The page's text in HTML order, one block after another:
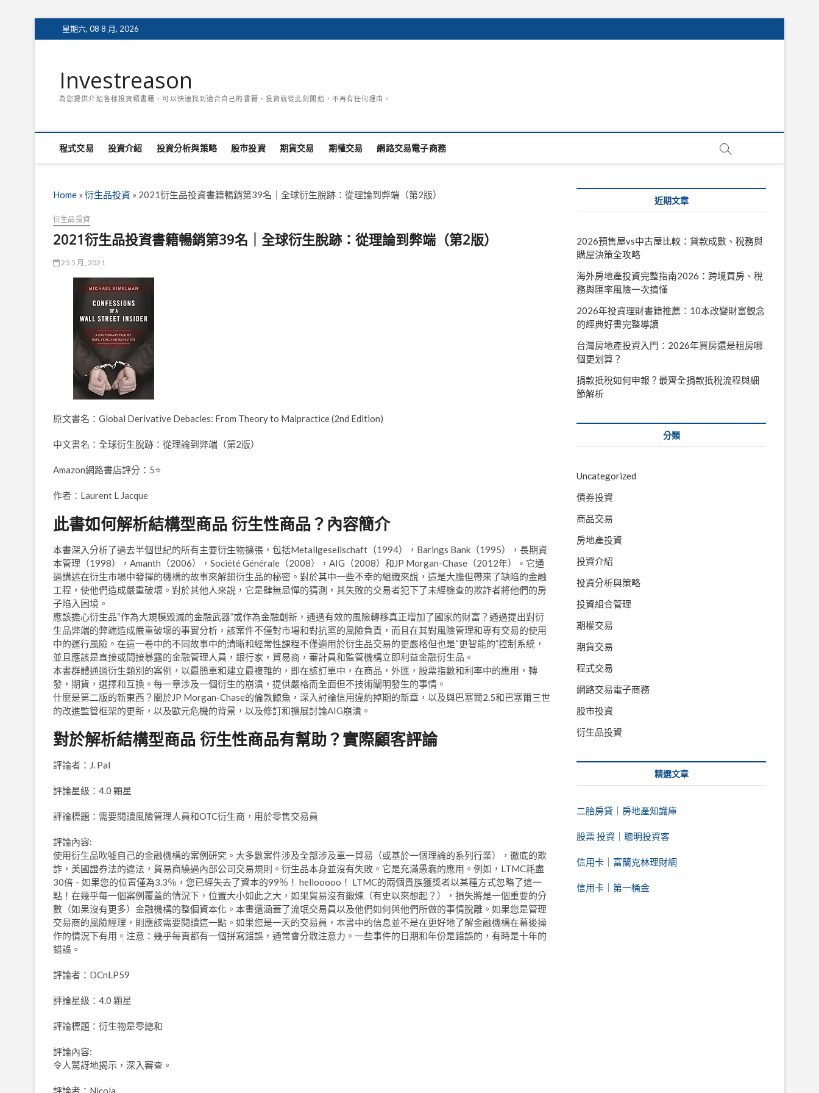
to
星期六, 08 8 月, 2026
Investreason
為您提供介紹各樣投資類書籍，可以快速找到適合自己的書籍，投資就從此刻開始，不再有任何理由。
程式交易 投資介紹 投資分析與策略 股市投資 期貨交易 期權交易 網路交易電子商務
Home » 衍生品投資 » 2021衍生品投資書籍暢銷第39名｜全球衍生脫跡：從理論到弊端（第2版）
衍生品投資
2021衍生品投資書籍暢銷第39名｜全球衍生脫跡：從理論到弊端（第2版）
25 5 月, 2021
原文書名：Global Derivative Debacles: From Theory to Malpractice (2nd Edition)
中文書名：全球衍生脫跡：從理論到弊端（第2版）
Amazon網路書店評分：5⭐
作者：Laurent L Jacque
此書如何解析結構型商品 衍生性商品？內容簡介
本書深入分析了過去半個世紀的所有主要衍生物擴張，包括Metallgesellschaft（1994），Barings Bank（1995），長期資
本管理（1998），Amanth（2006），Société Générale（2008），AIG（2008）和JP Morgan-Chase（2012年）。它通
過講述在衍生市場中發揮的機構的故事來解鎖衍生品的秘密。對於其中一些不幸的組織來說，這是大膽但帶來了缺陷的金融
工程，使他們造成嚴重破壞。對於其他人來說，它是肆無忌憚的猜測，其失敗的交易者犯下了未經檢查的欺詐者將他們的房
子陷入困境。
應該擔心衍生品“作為大規模毀滅的金融武器”或作為金融創新，通過有效的風險轉移真正增加了國家的財富？通過提出對衍
生品弊端的弊端造成嚴重破壞的事實分析，該案件不僅對市場和對抗黨的風險負責，而且在其對風險管理和專有交易的使用
中的運行風險。在這一卷中的不同故事中的清晰和經常性課程不僅適用於衍生品交易的更嚴格但也是“更智能的”控制系統，
並且應該是直接或間接暴露的金融管理人員，銀行家，貿易商，審計員和監管機構立即利益金融衍生品。
本書群體通過衍生類別的案例，以最簡單和建立最複雜的，即在該訂單中，在商品，外匯，股票指數和利率中的應用，轉
發，期貨，選擇和互換。每一章涉及一個衍生的崩潰，提供嚴格而全面但不技術闡明發生的事情。
什麼是第二版的新東西？關於JP Morgan-Chase的倫敦鯨魚，深入討論信用違約掉期的新章，以及與巴塞爾2.5和巴塞爾三世
的改進監管框架的更新，以及歐元危機的背景，以及修訂和擴展討論AIG崩潰。
對於解析結構型商品 衍生性商品有幫助？實際顧客評論
評論者：J. Pal
評論星級：4.0 顆星
評論標題：需要閱讀風險管理人員和OTC衍生商，用於零售交易員
評論內容:
使用衍生品吹噓自己的金融機構的案例研究。大多數案件涉及全部涉及單一貿易（或基於一個理論的系列行業），徹底的欺
詐，美國證券法的違法，貿易商繞過內部公司交易規則。衍生品本身並沒有失敗。它是充滿愚蠢的應用。例如，LTMC耗盡
30倍 – 如果您的位置僅為3.3％，您已經失去了資本的99％！ hellooooo！ LTMC的兩個貴族獲獎者以某種方式忽略了這一
點！在幾乎每一個案例覆蓋的情況下，位置大小如此之大，如果貿易沒有鍛煉（有史以來想起？），損失將是一個重要的分
數（如果沒有更多）金融機構的整個資本化。本書還涵蓋了流氓交易員以及他們如何與他們所做的事情脫離。如果您是管理
交易商的風險經理，則應該需要閱讀這一點。如果您是一天的交易員，本書中的信息並不是在更好地了解金融機構在幕後操
作的情況下有用。注意：幾乎每頁都有一個拼寫錯誤，通常會分散注意力。一些事件的日期和年份是錯誤的，有時是十年的
錯誤。
評論者：DCnLP59
評論星級：4.0 顆星
評論標題：衍生物是零總和
評論內容:
令人驚訝地揭示，深入審查。
評論者：Nicola
近期文章
2026預售屋vs中古屋比較：貸款成數、稅務與
購屋決策全攻略
海外房地產投資完整指南2026：跨境買房、稅
務與匯率風險一次搞懂
2026年投資理財書籍推薦：10本改變財富觀念
的經典好書完整導讀
台灣房地產投資入門：2026年買房還是租房哪
個更划算？
捐款抵稅如何申報？最齊全捐款抵稅流程與細
節解析
分類
Uncategorized
債券投資
商品交易
房地產投資
投資介紹
投資分析與策略
投資組合管理
期權交易
期貨交易
程式交易
網路交易電子商務
股市投資
衍生品投資
精選文章
二胎房貸｜房地產知識庫
股票 投資｜聰明投資客
信用卡｜富蘭克林理財網
信用卡｜第一桶金